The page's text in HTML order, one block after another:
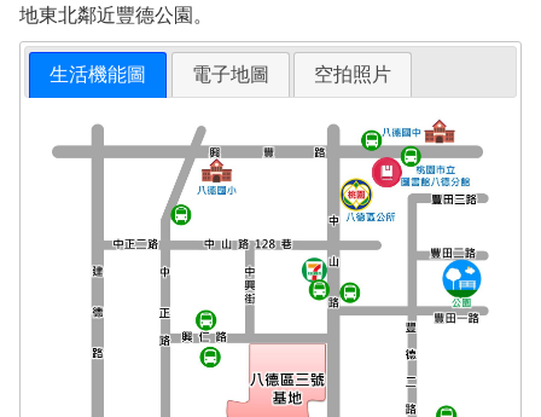
地東北鄰近豐德公園。
生活機能圖 電子地圖 空拍照片